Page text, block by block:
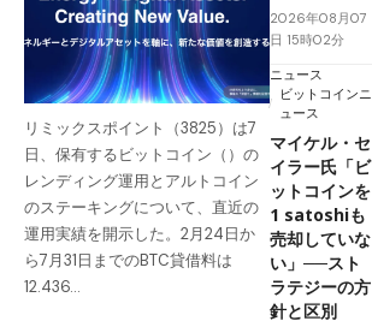
リミックスポイント（3825）は7
日、保有するビットコイン（）の
レンディング運用とアルトコイン
のステーキングについて、直近の
運用実績を開示した。2月24日か
ら7月31日までのBTC貸借料は
12.436…
2026年08月07
日 15時02分
ニュース
ビットコインニ
ュース
マイケル・セ
イラー氏「ビ
ットコインを
1 satoshiも
売却していな
い」──スト
ラテジーの方
針と区別